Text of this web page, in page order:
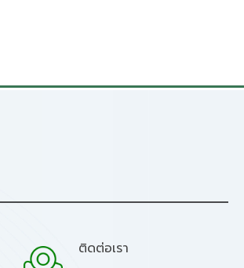
ติดต่อเรา